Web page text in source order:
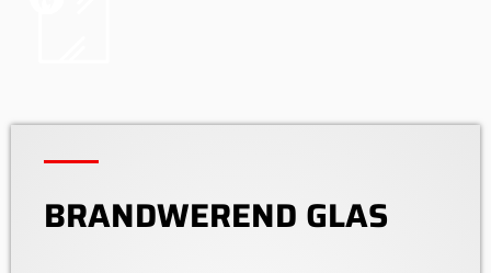
BRANDWEREND GLAS